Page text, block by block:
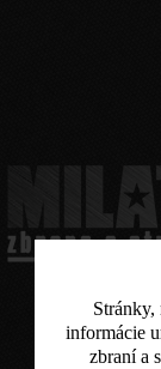
Stránky,
informácie
zbraní a